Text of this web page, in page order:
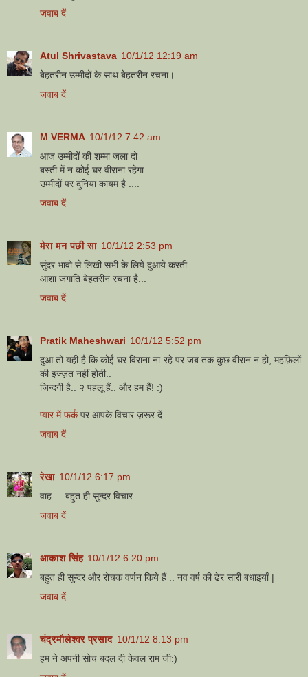
जवाब दें
Atul Shrivastava 10/1/12 12:19 am
बेहतरीन उम्‍मीदों के साथ बेहतरीन रचना।
जवाब दें
M VERMA 10/1/12 7:42 am
आज उम्मीदों की शम्मा जला दो
बस्ती में न कोई घर वीराना रहेगा
उम्मीदों पर दुनिया कायम है ....
जवाब दें
मेरा मन पंछी सा 10/1/12 2:53 pm
सुंदर भावो से लिखी सभी के लिये दुआये करती
आशा जगाति बेहतरीन रचना है...
जवाब दें
Pratik Maheshwari 10/1/12 5:52 pm
दुआ तो यही है कि कोई घर विराना ना रहे पर जब तक कुछ वीरान न हो, महफ़िलों
की इज्ज़त नहीं होती..
ज़िन्दगी है.. २ पहलू हैं.. और हम हैं! :)
प्यार में फर्कपर आपके विचार ज़रूर दें..
जवाब दें
रेखा 10/1/12 6:17 pm
वाह ....बहुत ही सुन्दर विचार
जवाब दें
आकाश सिंह 10/1/12 6:20 pm
बहुत ही सुन्दर और रोचक वर्णन किये हैं .. नव वर्ष की ढेर सारी बधाइयाँ |
जवाब दें
चंद्रमौलेश्वर प्रसाद 10/1/12 8:13 pm
हम ने अपनी सोच बदल दी केवल राम जी:)